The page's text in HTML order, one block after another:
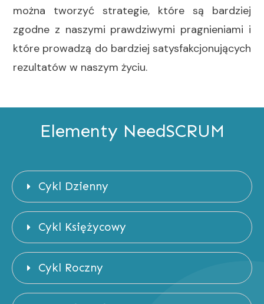
można tworzyć strategie, które są bardziej
zgodne z naszymi prawdziwymi pragnieniami i
które prowadzą do bardziej satysfakcjonujących
rezultatów w naszym życiu.
Elementy NeedSCRUM
Cykl Dzienny
Cykl Księżycowy
Cykl Roczny